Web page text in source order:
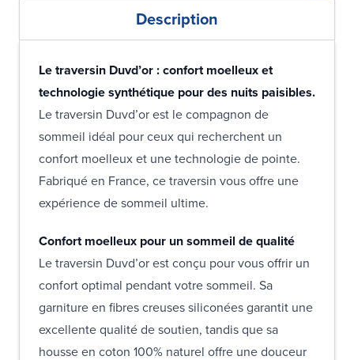
Description
Le traversin Duvd’or : confort moelleux et
technologie synthétique pour des nuits paisibles.
Le traversin Duvd’or est le compagnon de
sommeil idéal pour ceux qui recherchent un
confort moelleux et une technologie de pointe.
Fabriqué en France, ce traversin vous offre une
expérience de sommeil ultime.
Confort moelleux pour un sommeil de qualité
Le traversin Duvd’or est conçu pour vous offrir un
confort optimal pendant votre sommeil. Sa
garniture en fibres creuses siliconées garantit une
excellente qualité de soutien, tandis que sa
housse en coton 100% naturel offre une douceur